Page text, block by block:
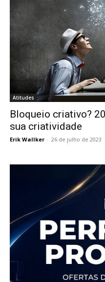
Atitudes
Bloqueio criativo?
sua criatividade
Erik Wallker - 26 de julho de 2023